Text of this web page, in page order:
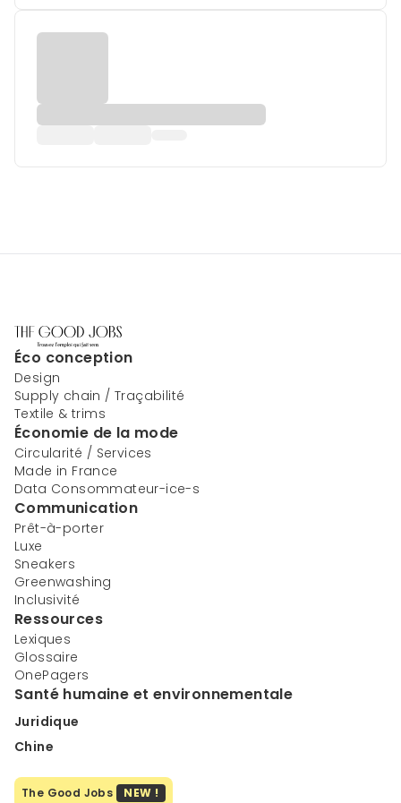
Éco conception
Design
Supply chain / Traçabilité
Textile & trims
Économie de la mode
Circularité / Services
Made in France
Data Consommateur-ice-s
Communication
Prêt-à-porter
Luxe
Sneakers
Greenwashing
Inclusivité
Ressources
Lexiques
Glossaire
OnePagers
Santé humaine et environnementale
Juridique
Chine
The Good Jobs NEW !